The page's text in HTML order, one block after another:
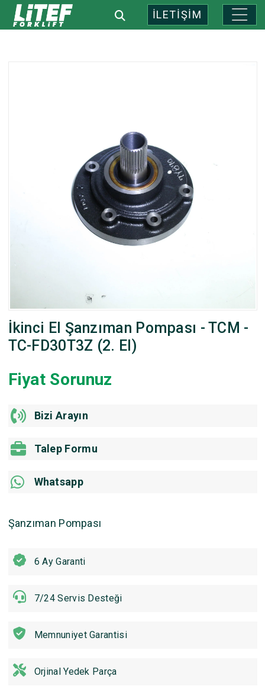
İLETİŞİM
İkinci El Şanzıman Pompası - TCM -
TC-FD30T3Z (2. El)
Fiyat Sorunuz
Bizi Arayın
Talep Formu
Whatsapp
Şanzıman Pompası
6 Ay Garanti
7/24 Servis Desteği
Memnuniyet Garantisi
Orjinal Yedek Parça